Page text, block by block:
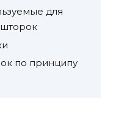
для
шторок
по принципу